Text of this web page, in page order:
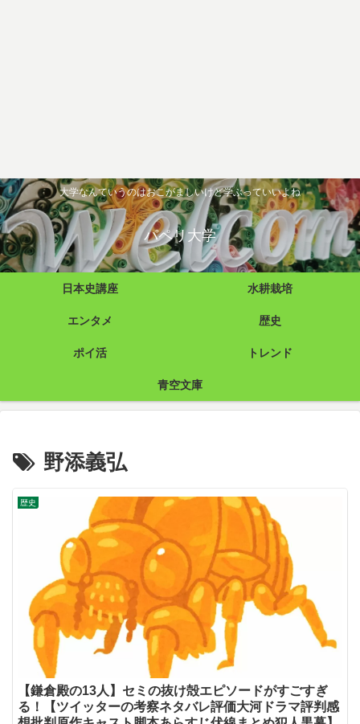
大学なんていうのはおこがましいけど学ぶっていいよね
パペリ大学
日本史講座 水耕栽培
エンタメ 歴史
ポイ活 トレンド
青空文庫
野添義弘
歴史
【鎌倉殿の13人】セミの抜け殻エピソードがすごすぎ
る！【ツイッターの考察ネタバレ評価大河ドラマ評判感